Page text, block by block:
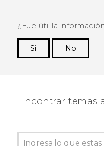
¿Fue útil la
Si
No
Encontrar temas